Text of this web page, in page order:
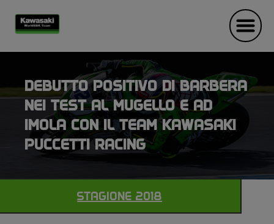
DEBUTTO POSITIVO DI BARBERA
NEI TEST AL MUGELLO E AD
IMOLA CON IL TEAM KAWASAKI
PUCCETTI RACING
STAGIONE 2018